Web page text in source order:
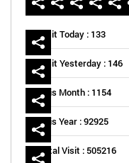
Visit Today : 133
Visit Yesterday : 146
This Month : 1154
This Year : 92925
Total Visit : 505216